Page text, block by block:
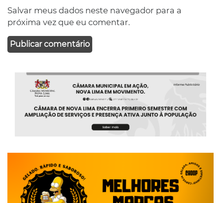
Salvar meus dados neste navegador para a
próxima vez que eu comentar.